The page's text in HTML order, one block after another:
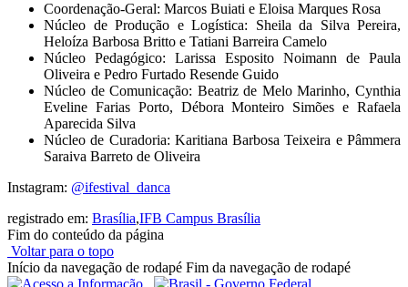
Coordenação-Geral: Marcos Buiati e Eloisa Marques Rosa
Núcleo de Produção e Logística: Sheila da Silva Pereira,
Heloíza Barbosa Britto e Tatiani Barreira Camelo
Núcleo Pedagógico: Larissa Esposito Noimann de Paula
Oliveira e Pedro Furtado Resende Guido
Núcleo de Comunicação: Beatriz de Melo Marinho, Cynthia
Eveline Farias Porto, Débora Monteiro Simões e Rafaela
Aparecida Silva
Núcleo de Curadoria: Karitiana Barbosa Teixeira e Pâmmera
Saraiva Barreto de Oliveira
Instagram: @ifestival_danca
registrado em: Brasília,IFB Campus Brasília
Fim do conteúdo da página
Voltar para o topo
Início da navegação de rodapé Fim da navegação de rodapé